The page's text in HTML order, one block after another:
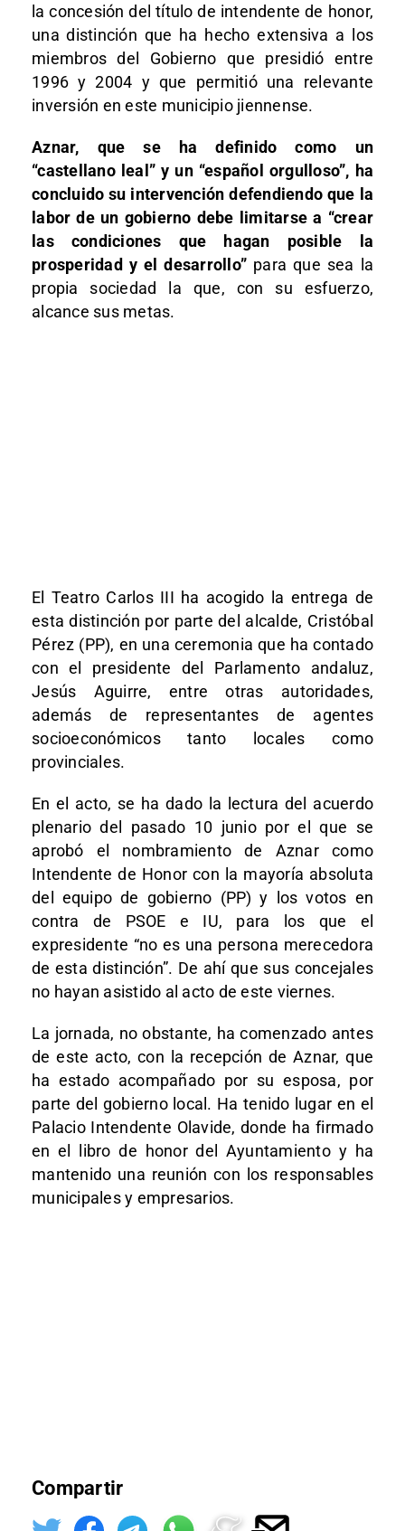
la concesión del título de intendente de honor,
una distinción que ha hecho extensiva a los
miembros del Gobierno que presidió entre
1996 y 2004 y que permitió una relevante
inversión en este municipio jiennense.
Aznar, que se ha definido como un
“castellano leal” y un “español orgulloso”, ha
concluido su intervención defendiendo que la
labor de un gobierno debe limitarse a “crear
las condiciones que hagan posible la
prosperidad y el desarrollo” para que sea la
propia sociedad la que, con su esfuerzo,
alcance sus metas.
El Teatro Carlos III ha acogido la entrega de
esta distinción por parte del alcalde, Cristóbal
Pérez (PP), en una ceremonia que ha contado
con el presidente del Parlamento andaluz,
Jesús Aguirre, entre otras autoridades,
además de representantes de agentes
socioeconómicos tanto locales como
provinciales.
En el acto, se ha dado la lectura del acuerdo
plenario del pasado 10 junio por el que se
aprobó el nombramiento de Aznar como
Intendente de Honor con la mayoría absoluta
del equipo de gobierno (PP) y los votos en
contra de PSOE e IU, para los que el
expresidente “no es una persona merecedora
de esta distinción”. De ahí que sus concejales
no hayan asistido al acto de este viernes.
La jornada, no obstante, ha comenzado antes
de este acto, con la recepción de Aznar, que
ha estado acompañado por su esposa, por
parte del gobierno local. Ha tenido lugar en el
Palacio Intendente Olavide, donde ha firmado
en el libro de honor del Ayuntamiento y ha
mantenido una reunión con los responsables
municipales y empresarios.
Compartir